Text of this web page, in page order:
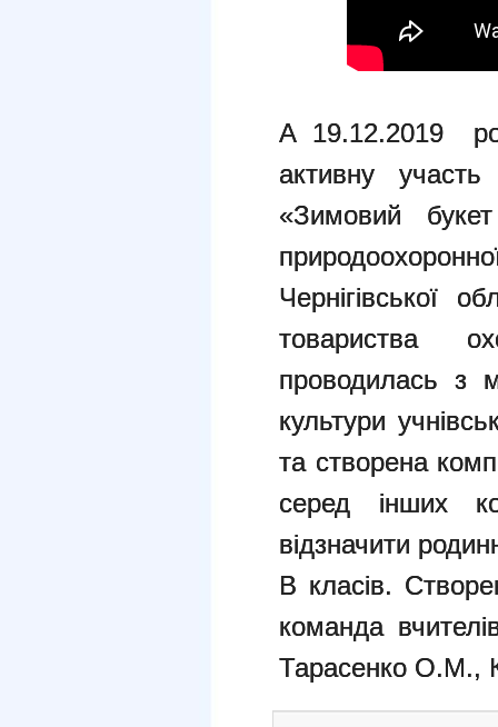
А 19.12.2019
активну участь
«Зимовий
Чернігівської
товариства
проводилась з
культури
та створена
серед інших
відзначити
В класів.
команда
Тарасенко О.М.,